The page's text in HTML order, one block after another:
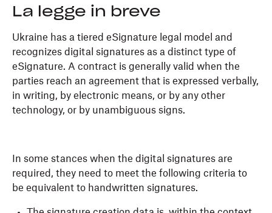
La legge in breve
Ukraine has a tiered eSignature legal model and
recognizes digital signatures as a distinct type of
eSignature. A contract is generally valid when the
parties reach an agreement that is expressed verbally,
in writing, by electronic means, or by any other
technology, or by unambiguous signs.
In some stances when the digital signatures are
required, they need to meet the following criteria to
be equivalent to handwritten signatures.